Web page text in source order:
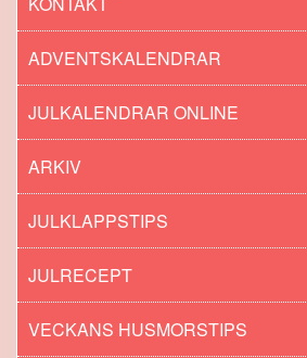
ADVENTSKALENDRAR
JULKALENDRAR ONLINE
ARKIV
JULKLAPPSTIPS
JULRECEPT
VECKANS HUSMORSTIPS